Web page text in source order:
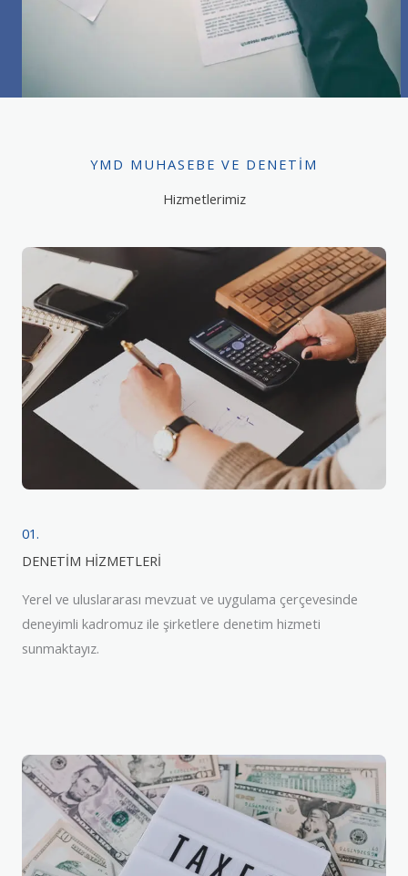
YMD MUHASEBE VE DENETIM
Hizmetlerimiz
01.
DENETİM HİZMETLERİ
Yerel ve uluslararası mevzuat ve uygulama çerçevesinde
deneyimli kadromuz ile şirketlere denetim hizmeti
sunmaktayız.